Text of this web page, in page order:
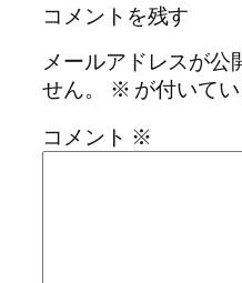
コメントを残す
メールアドレスが公
せん。
※ が付いて
コメント ※